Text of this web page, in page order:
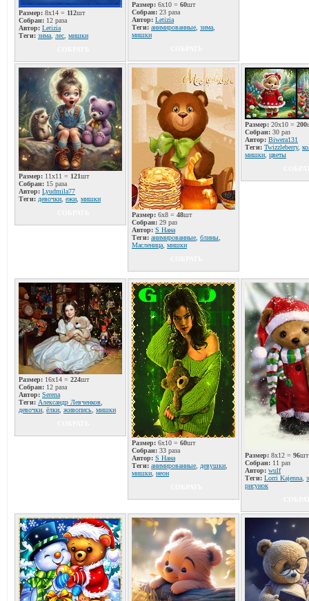
Размер: 8x14 = 112шт
Собран: 12 раза
Автор: Letizia
Теги: зима лес мишки
Размер: 6x10 = 60шт
Собран: 23 раза
Автор: Letizia
Теги: анимированные зима
мишки
Размер: 11x11 = 121шт
Собран: 15 раза
Автор: Lyudmila77
Теги: девочки ежи мишки
Размер: 6x8 = 48шт
Собран: 29 раз
Автор: S Нана
Теги: анимированные блины
Масленица мишки
Размер: 20x10 = 200
Собран: 30 раз
Автор: Biwera131
Теги: Twizzleberry,
мишки цветы
Размер: 16x14 = 224шт
Собран: 12 раза
Автор: Serena
Теги: Александр Левченков
девочки ёлки живопись мишки
Размер: 6x10 = 60шт
Собран: 33 раза
Автор: S Нана
Теги: анимированные девушки
мишки неон
Размер: 8x12 = 96шт
Собран: 11 раз
Автор: wulf
Теги: Lorri Kajenna
рисунок